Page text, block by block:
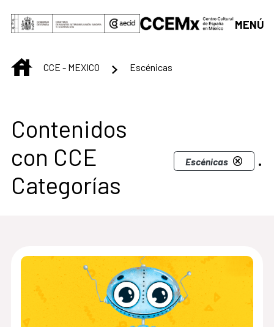
Saltar al contenido principal
MENÚ
INICIOCCE - MEXICO Escénicas
Centro Cultural de
Contenidos
con CCE
Categorías
Escénicas .